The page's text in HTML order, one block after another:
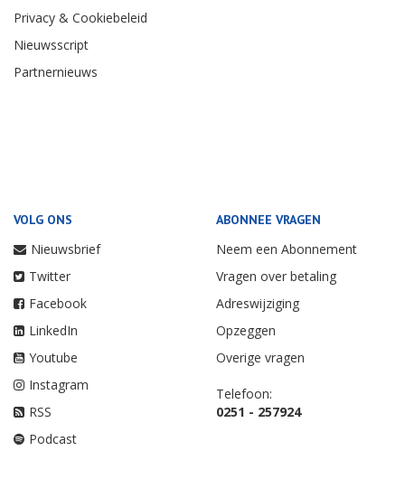
Privacy & Cookiebeleid
Nieuwsscript
Partnernieuws
VOLG ONS
Nieuwsbrief
Twitter
Facebook
LinkedIn
Youtube
Instagram
RSS
Podcast
ABONNEE VRAGEN
Neem een Abonnement
Vragen over betaling
Adreswijziging
Opzeggen
Overige vragen
Telefoon:
0251 - 257924